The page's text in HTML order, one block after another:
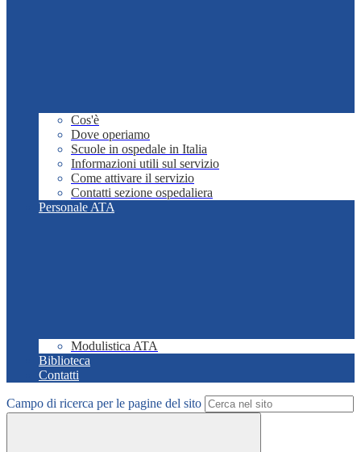
Cos'è
Dove operiamo
Scuole in ospedale in Italia
Informazioni utili sul servizio
Come attivare il servizio
Contatti sezione ospedaliera
Personale ATA
Modulistica ATA
Biblioteca
Contatti
Campo di ricerca per le pagine del sito